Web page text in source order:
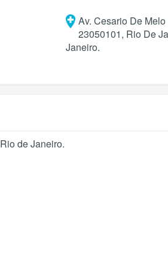
Av. Cesario De Melo
23050101, Rio De
Janeiro.
Rio de Janeiro.